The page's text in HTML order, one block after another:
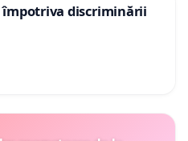
discriminării